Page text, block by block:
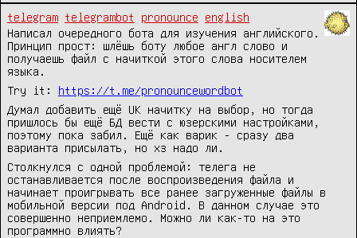
telegram telegrambot pronounce
english
Написал очередного бота для изучения английского.
Принцип прост: шлёшь боту любое англ слово и
получаешь файл с начиткой этого слова носителем
языка.
Try it: https://t.me/pronouncewordbot
Думал добавить ещё UK начитку на выбор, но тогда
пришлось бы ещё БД вести с юзерскими настройками,
поэтому пока забил. Ещё как варик - сразу два
варианта присылать, но хз надо ли.
Столкнулся с одной проблемой: телега не
останавливается после воспроизведения файла и
начинает проигрывать все ранее загруженные файлы в
мобильной версии под Android. В данном случае это
совершенно неприемлемо. Можно ли как-то на это
программно влиять?